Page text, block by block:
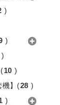
)
)
)
(10 )
】 (28 )
)